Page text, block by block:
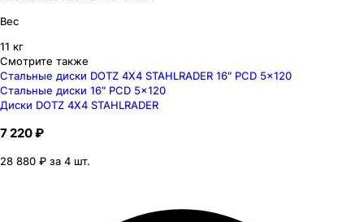
Вес
11 кг
Смотрите также
Стальные диски DOTZ 4X4 STAHLRADER 16″ PCD 5x120
Стальные диски 16″ PCD 5x120
Диски DOTZ 4X4 STAHLRADER
7 220 ₽
28 880 ₽ за 4 шт.